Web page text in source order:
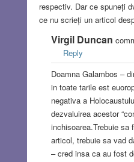
respectiv. Dar ce spuneți
ce nu scrieți un articol
Virgil Duncan
Reply
Doamna Galambos –
in toate tarile est
negativa a
dezvaluirea acestor
inchisoarea.Trebuie
articol, trebuie sa vad
– cred insa ca au fost